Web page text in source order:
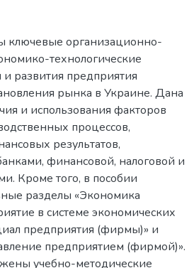
ключевые организационно-
технологические
развития предприятия
рынка в Украине. Дана
и использования факторов
процессов,
результатов,
финансовой, налоговой и
Кроме того, в пособии
разделы «Экономика
в системе экономических
предприятия (фирмы)» и
предприятием (фирмой)».
учебно-методические